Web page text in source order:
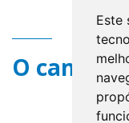
Este
O campo